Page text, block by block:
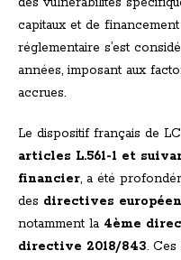
capitaux et de
réglementaire s’est
années, imposant aux
accrues.
Le dispositif français de
articles L.561-1 et
financier, a été
des directives
notamment la 4ème
directive 2018/843.